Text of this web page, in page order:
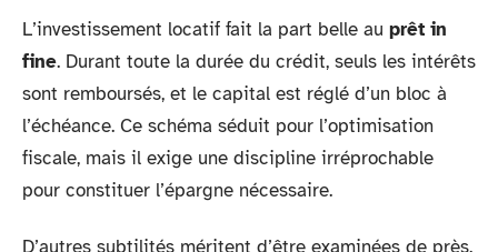
L’investissement locatif fait la part belle au prêt in
fine. Durant toute la durée du crédit, seuls les intérêts
sont remboursés, et le capital est réglé d’un bloc à
l’échéance. Ce schéma séduit pour l’optimisation
fiscale, mais il exige une discipline irréprochable
pour constituer l’épargne nécessaire.
D’autres subtilités méritent d’être examinées de près.